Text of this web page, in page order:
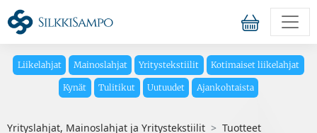
Liikelahjat Mainoslahjat Yritystekstiilit Kotimaiset liikelahjat
Kynät Tulitikut Uutuudet Ajankohtaista
Yrityslahjat, Mainoslahjat ja Yritystekstiilit
Tuotteet